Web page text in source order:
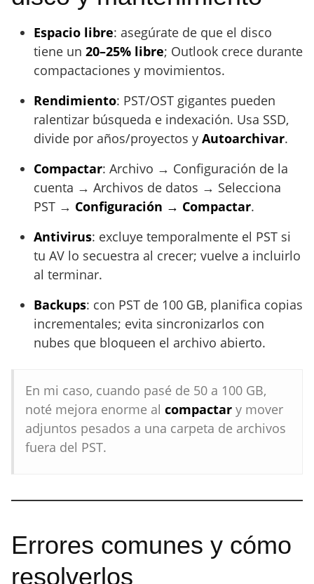
Espacio libre: asegúrate de que el disco
tiene un 20–25% libre; Outlook crece durante
compactaciones y movimientos.
Rendimiento: PST/OST gigantes pueden
ralentizar búsqueda e indexación. Usa SSD,
divide por años/proyectos y Autoarchivar.
Compactar: Archivo → Configuración de la
cuenta → Archivos de datos → Selecciona
PST → Configuración → Compactar.
Antivirus: excluye temporalmente el PST si
tu AV lo secuestra al crecer; vuelve a incluirlo
al terminar.
Backups: con PST de 100 GB, planifica copias
incrementales; evita sincronizarlos con
nubes que bloqueen el archivo abierto.
En mi caso, cuando pasé de 50 a 100 GB,
noté mejora enorme al compactar y mover
adjuntos pesados a una carpeta de archivos
fuera del PST.
Errores comunes y cómo
resolverlos